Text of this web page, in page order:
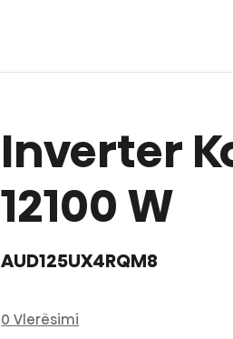
Inverter
12100 W
AUD125UX4RQM8
0 Vlerësimi